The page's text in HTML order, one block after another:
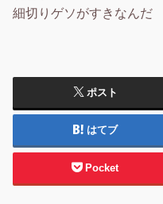
細切りゲソがすきなんだ
ポスト
はてブ
Pocket